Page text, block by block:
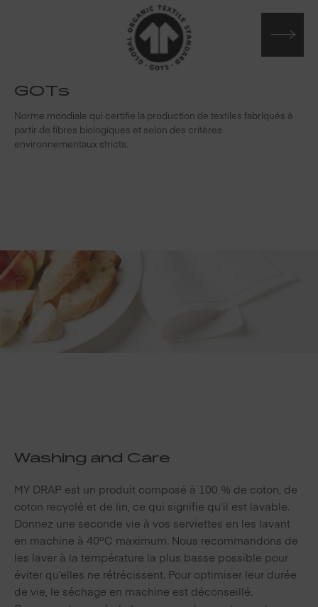
GOTs
Norme mondiale qui certifie la production de textiles fabriqués à
partir de fibres biologiques et selon des critères
environnementaux stricts.
Washing and Care
MY DRAP est un produit composé à 100 % de coton, de
coton recyclé et de lin, ce qui signifie qu’il est lavable.
Donnez une seconde vie à vos serviettes en les lavant
en machine à 40ºC maximum. Nous recommandons de
les laver à la température la plus basse possible pour
éviter qu’elles ne rétrécissent. Pour optimiser leur durée
de vie, le séchage en machine est déconseillé.